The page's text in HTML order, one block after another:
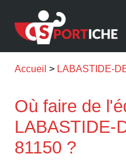
Accueil LABASTIDE-
Où faire de
LABASTIDE-
81150 ?